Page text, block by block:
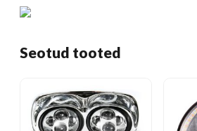
Seotud tooted